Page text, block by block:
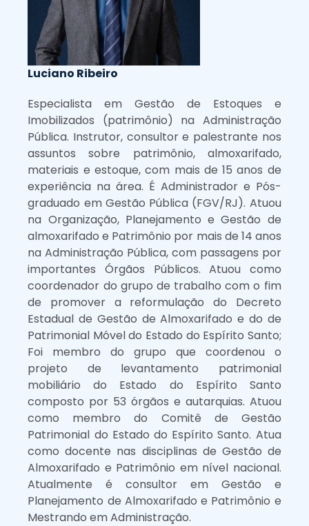
Luciano Ribeiro
Especialista em Gestão de Estoques e
Imobilizados (patrimônio) na Administração
Pública. Instrutor, consultor e palestrante nos
assuntos sobre patrimônio, almoxarifado,
materiais e estoque, com mais de 15 anos de
experiência na área. É Administrador e Pós-
graduado em Gestão Pública (FGV/RJ). Atuou
na Organização, Planejamento e Gestão de
almoxarifado e Patrimônio por mais de 14 anos
na Administração Pública, com passagens por
importantes Órgãos Públicos. Atuou como
coordenador do grupo de trabalho com o fim
de promover a reformulação do Decreto
Estadual de Gestão de Almoxarifado e do de
Patrimonial Móvel do Estado do Espírito Santo;
Foi membro do grupo que coordenou o
projeto de levantamento patrimonial
mobiliário do Estado do Espírito Santo
composto por 53 órgãos e autarquias. Atuou
como membro do Comitê de Gestão
Patrimonial do Estado do Espírito Santo. Atua
como docente nas disciplinas de Gestão de
Almoxarifado e Patrimônio em nível nacional.
Atualmente é consultor em Gestão e
Planejamento de Almoxarifado e Patrimônio e
Mestrando em Administração.